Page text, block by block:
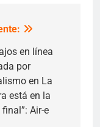
en línea
por
en La
está en la
Air-e